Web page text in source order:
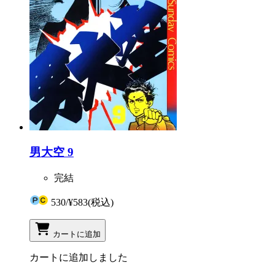
男大空 9
完結
530/¥583(税込)
カートに追加
カートに追加しました